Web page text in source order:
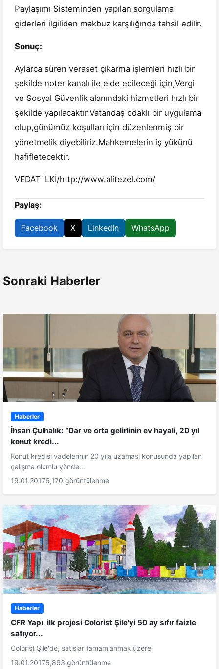
Paylaşımı Sisteminden yapılan sorgulama
giderleri ilgiliden makbuz karşılığında tahsil edilir.
Sonuç:
Aylarca süren veraset çıkarma işlemleri hızlı bir
şekilde noter kanalı ile elde edileceği için,Vergi
ve Sosyal Güvenlik alanındaki hizmetleri hızlı bir
şekilde yapılacaktır.Vatandaş odaklı bir uygulama
olup,günümüz koşulları için düzenlenmiş bir
yönetmelik diyebiliriz.Mahkemelerin iş yükünü
hafifletecektir.
VEDAT İLKİ/http://www.alitezel.com/
Paylaş:
Facebook X LinkedIn WhatsApp
Sonraki Haberler
Haberler
İhsan Çulhalık: “Dar ve orta gelirlinin ev hayali, 20 yıl
konut kredi...
Konut kredisi vadelerinin 20 yıla uzaması konusunda yapılan
çalışma olumlu yönde...
19.01.20176,170 görüntülenme
Haberler
CFR Yapı, ilk projesi Colorist Şile'yi 50 ay sıfır faizle
satıyor...
Colorist Şile'de, satışlar tamamlanmak üzere
19.01.20175,863 görüntülenme